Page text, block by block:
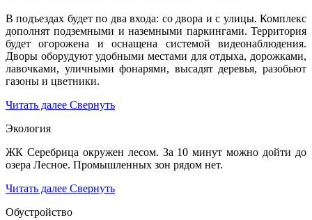
В подъездах будет по два входа: со двора и с улицы. Комплекс
дополнят подземными и наземными паркингами. Территория
будет огорожена и оснащена системой видеонаблюдения.
Дворы оборудуют удобными местами для отдыха, дорожками,
лавочками, уличными фонарями, высадят деревья, разобьют
газоны и цветники.
Читать далее Свернуть
Экология
ЖК Серебрица окружен лесом. За 10 минут можно дойти до
озера Лесное. Промышленных зон рядом нет.
Читать далее Свернуть
Обустройство